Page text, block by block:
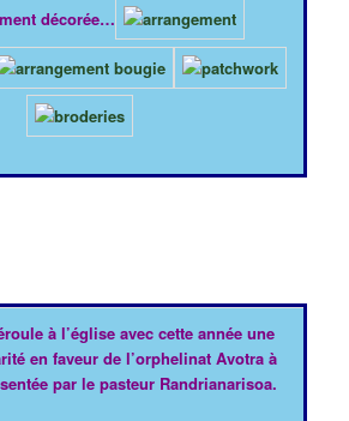
décorée…
à l’église avec cette année une
en faveur de l’orphelinat Avotra à
par le pasteur Randrianarisoa.